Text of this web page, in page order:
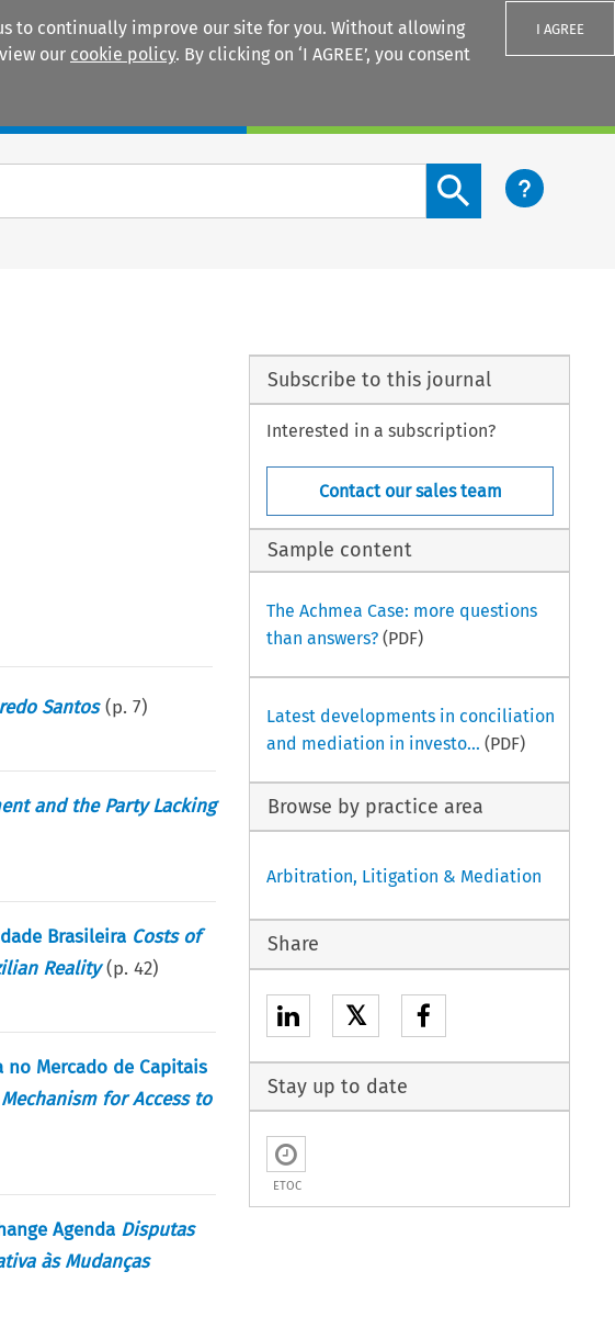
to continually improve our site for you. Without allowing
our cookie policy. By clicking on ‘I AGREE’, you consent
I AGREE
Search content button
Santos (p.7)
and the Party Lacking
Brasileira Costs of
Reality (p.42)
Mercado de Capitais
for Access to
Agenda Disputas
às Mudanças
Subscribe to this journal
Interested in a subscription?
Contact our sales team
Sample content
The Achmea Case: more questions
than answers?(PDF)
Latest developments in conciliation
and mediation in investo... (PDF)
Browse by practice area
Arbitration, Litigation & Mediation
Share
𝕏
Stay up to date
ETOC